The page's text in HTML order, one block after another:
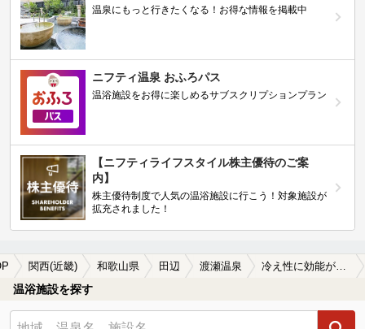
温泉にもっと行きたくなる！お得な情報を掲載中
ニフティ温泉 おふろパス
温浴施設をお得に楽しめるサブスクリプションプラン
【ニフティライフスタイル株主優待のご案
内】
株主優待制度で人気の温浴施設に行こう！対象施設が
拡充されました！
関西(近畿) 和歌山県 田辺 渡瀬温泉 冷え性に効能がある渡瀬温泉の温泉、日帰り温泉、スーパー銭湯おすすめ
温浴施設を探す